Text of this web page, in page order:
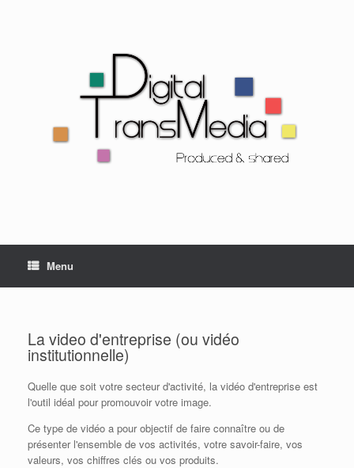
Menu
La video d'entreprise (ou vidéo
institutionnelle)
Quelle que soit votre secteur d'activité, la vidéo d'entreprise est
l'outil idéal pour promouvoir votre image.
Ce type de vidéo a pour objectif de faire connaître ou de
présenter l'ensemble de vos activités, votre savoir-faire, vos
valeurs, vos chiffres clés ou vos produits.